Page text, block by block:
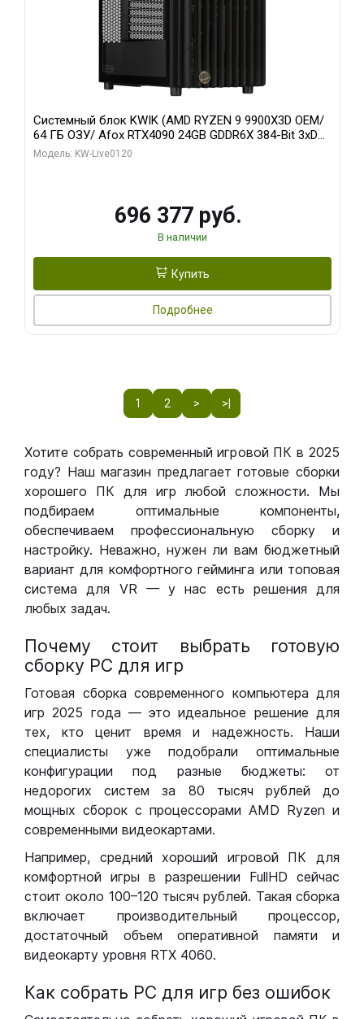
Системный блок KWIK (AMD RYZEN 9 9900X3D OEM/
64 ГБ ОЗУ/ Afox RTX4090 24GB GDDR6X 384-Bit 3xDP
HDMI ATX Turbo/ 1 ТБ SSD)
Модель: KW-Live0120
696 377 руб.
В наличии
Купить
Подробнее
1 2 > >|
Хотите собрать современный игровой ПК в 2025
году? Наш магазин предлагает готовые сборки
хорошего ПК для игр любой сложности. Мы
подбираем оптимальные компоненты,
обеспечиваем профессиональную сборку и
настройку. Неважно, нужен ли вам бюджетный
вариант для комфортного гейминга или топовая
система для VR — у нас есть решения для
любых задач.
Почему стоит выбрать готовую
сборку РС для игр
Готовая сборка современного компьютера для
игр 2025 года — это идеальное решение для
тех, кто ценит время и надежность. Наши
специалисты уже подобрали оптимальные
конфигурации под разные бюджеты: от
недорогих систем за 80 тысяч рублей до
мощных сборок с процессорами AMD Ryzen и
современными видеокартами.
Например, средний хороший игровой ПК для
комфортной игры в разрешении FullHD сейчас
стоит около 100–120 тысяч рублей. Такая сборка
включает производительный процессор,
достаточный объем оперативной памяти и
видеокарту уровня RTX 4060.
Как собрать РС для игр без ошибок